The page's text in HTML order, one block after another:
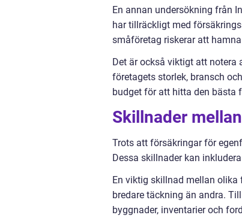
En annan undersökning från
har tillräckligt med
småföretag riskerar att
Det är också viktigt att notera
företagets storlek, bransch
budget för att hitta den bästa
Skillnader
Trots att försäkringar för
Dessa skillnader kan
En viktig skillnad mellan
bredare täckning än andra.
byggnader, inventarier och